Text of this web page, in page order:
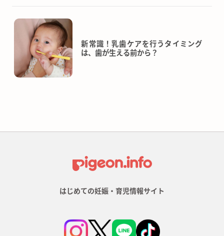
新常識！乳歯ケアを行うタイミング
は、歯が生える前から？
はじめての妊娠・育児情報サイト